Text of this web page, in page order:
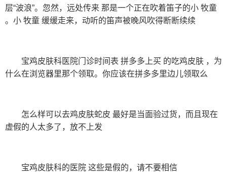
层“波浪”。忽然，远处传来 那是一个正在吹着笛子的小 牧童
。小 牧童 缓缓走来，动听的笛声被晚风吹得断断续续
宝鸡皮肤科医院门诊时间表 拼多多上买 的吃鸡皮肤 ，为
什么在浏览器里那个领取。你应该在拼多多里边儿领取么
怎么样可以去鸡皮肤蛇皮 最好是当面验过货，而且现在
虚假的人太多了，放不上发
宝鸡皮肤科的医院 这些是假的，请不要相信